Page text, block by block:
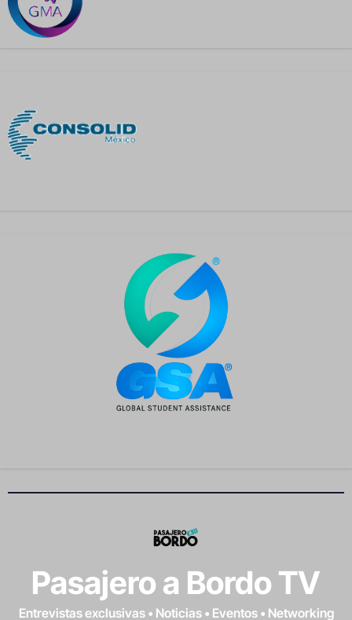
Pasajero a Bordo TV
Entrevistas exclusivas • Noticias • Eventos • Networking